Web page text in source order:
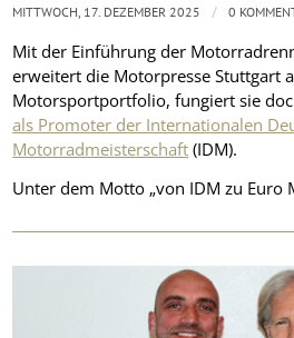
Mit der Einführung der
erweitert die Motorpresse Stuttgart
Motorsportportfolio, fungiert sie
als Promoter der Internationalen
Motorradmeisterschaft (IDM).
Unter dem Motto „von IDM zu Euro
MITTWOCH, 17. DEZEMBER 2025 / 0